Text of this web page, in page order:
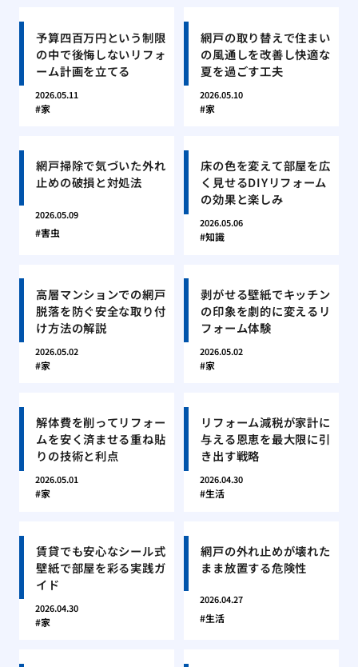
予算四百万円という制限
の中で後悔しないリフォ
ーム計画を立てる
2026.05.11
家
網戸の取り替えで住まい
の風通しを改善し快適な
夏を過ごす工夫
2026.05.10
家
網戸掃除で気づいた外れ
止めの破損と対処法
2026.05.09
害虫
床の色を変えて部屋を広
く見せるDIYリフォーム
の効果と楽しみ
2026.05.06
知識
高層マンションでの網戸
脱落を防ぐ安全な取り付
け方法の解説
2026.05.02
家
剥がせる壁紙でキッチン
の印象を劇的に変えるリ
フォーム体験
2026.05.02
家
解体費を削ってリフォー
ムを安く済ませる重ね貼
りの技術と利点
2026.05.01
家
リフォーム減税が家計に
与える恩恵を最大限に引
き出す戦略
2026.04.30
生活
賃貸でも安心なシール式
壁紙で部屋を彩る実践ガ
イド
2026.04.30
家
網戸の外れ止めが壊れた
まま放置する危険性
2026.04.27
生活